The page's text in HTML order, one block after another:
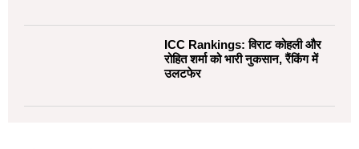
ICC Rankings: विराट कोहली और
रोहित शर्मा को भारी नुकसान, रैंकिंग में
उलटफेर